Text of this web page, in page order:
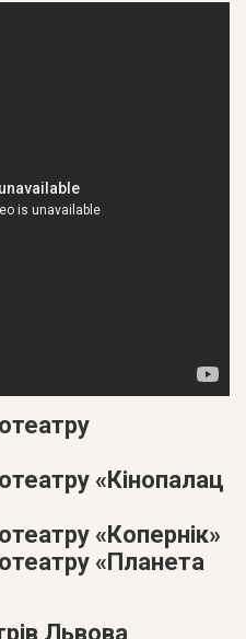
«Кінопалац
«Копернік»
«Планета
Львова